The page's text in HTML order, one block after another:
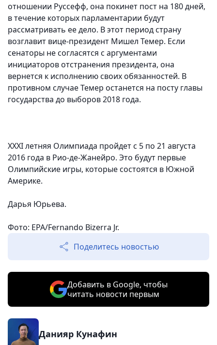
отношении Руссефф, она покинет пост на 180 дней,
в течение которых парламентарии будут
рассматривать ее дело. В этот период страну
возглавит вице-президент Мишел Темер. Если
сенаторы не согласятся с аргументами
инициаторов отстранения президента, она
вернется к исполнению своих обязанностей. В
противном случае Темер останется на посту главы
государства до выборов 2018 года.
XXXI летняя Олимпиада пройдет с 5 по 21 августа
2016 года в Рио-де-Жанейро. Это будут первые
Олимпийские игры, которые состоятся в Южной
Америке.
Дарья Юрьева.
Фото: EPA/Fernando Bizerra Jr.
Поделитесь новостью
Добавить в Google, чтобы
читать новости первым
Данияр Кунафин